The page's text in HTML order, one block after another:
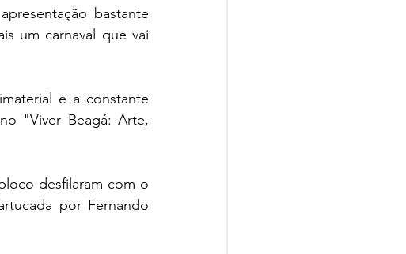
bastante
um carnaval que vai
e a constante
"Viver Beagá: Arte,
desfilaram com o
por Fernando